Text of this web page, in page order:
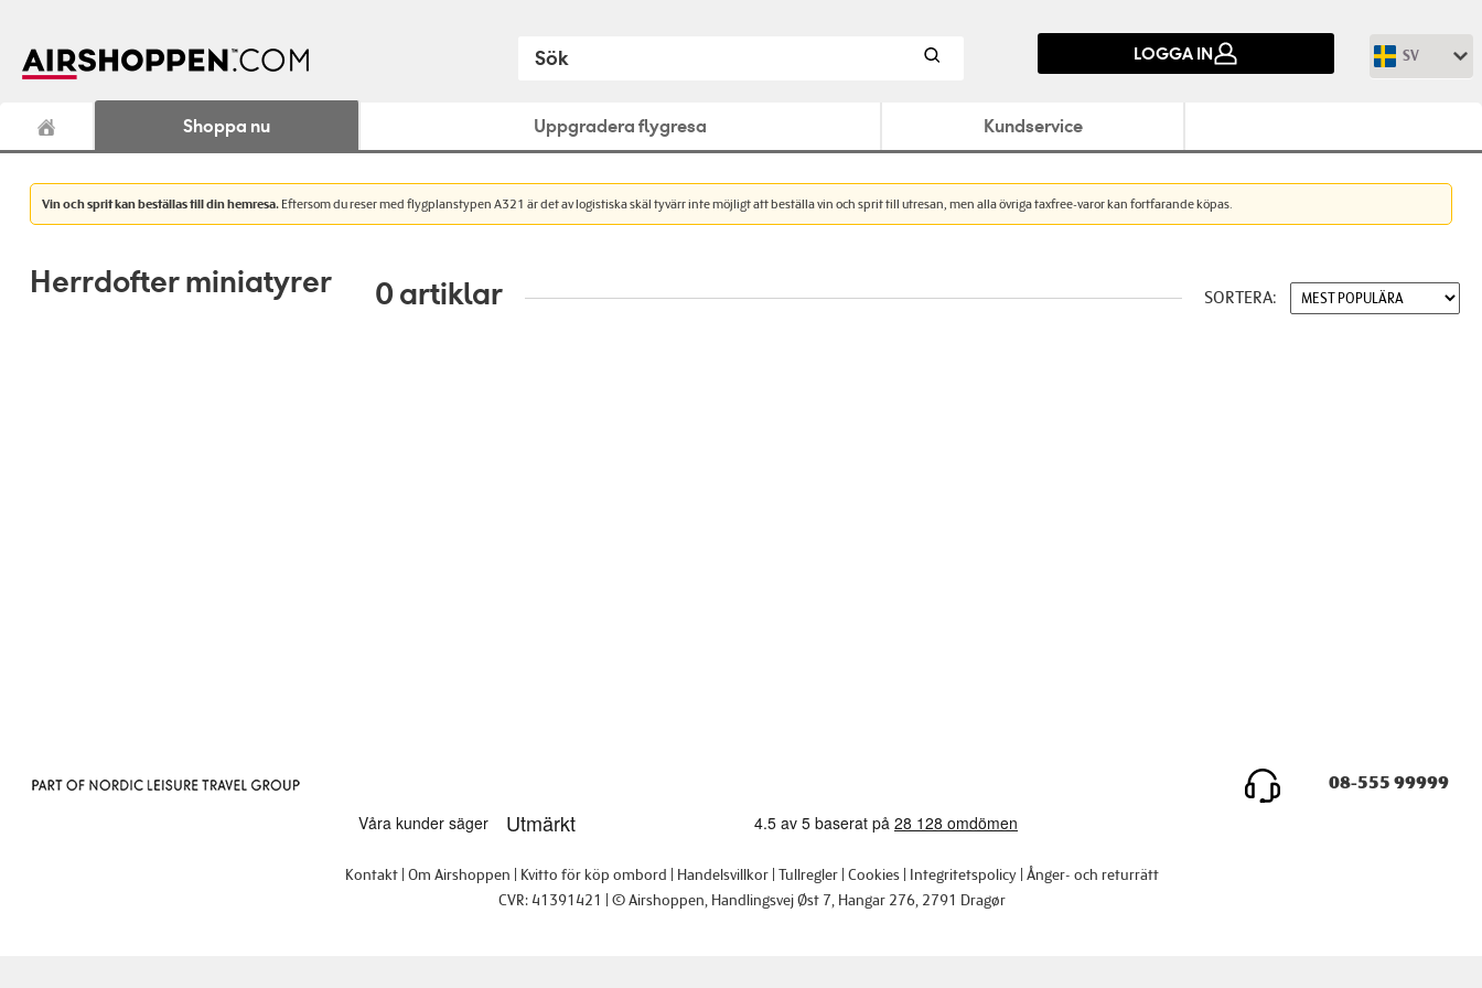
LOGGA IN SV
Shoppa nu Uppgradera flygresa Kundservice
Vin och sprit kan beställas till din hemresa.Eftersom du reser med flygplanstypen A321 är det av logistiska skäl tyvärr inte möjligt att beställa vin och sprit till utresan, men alla övriga taxfree-varor kan fortfarande köpas.
Herrdofter miniatyrer 0 artiklar SORTERA:
08-555 99999
Kontakt Om Airshoppen Kvitto för köp ombord Handelsvillkor Tullregler Cookies Integritetspolicy Ånger- och returrätt
CVR: 41391421
© Airshoppen , Handlingsvej Øst 7, Hangar 276, 2791 Dragør